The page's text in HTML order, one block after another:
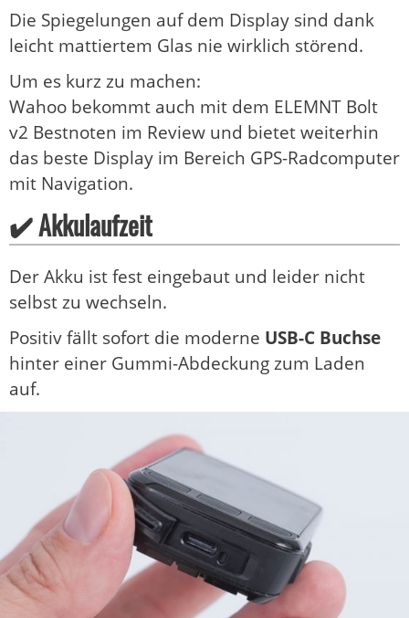
Die Spiegelungen auf dem Display sind dank
leicht mattiertem Glas nie wirklich störend.
Um es kurz zu machen:
Wahoo bekommt auch mit dem ELEMNT Bolt
v2 Bestnoten im Review und bietet weiterhin
das beste Display im Bereich GPS-Radcomputer
mit Navigation.
✔️ Akkulaufzeit
Der Akku ist fest eingebaut und leider nicht
selbst zu wechseln.
Positiv fällt sofort die moderne USB-C Buchse
hinter einer Gummi-Abdeckung zum Laden
auf.